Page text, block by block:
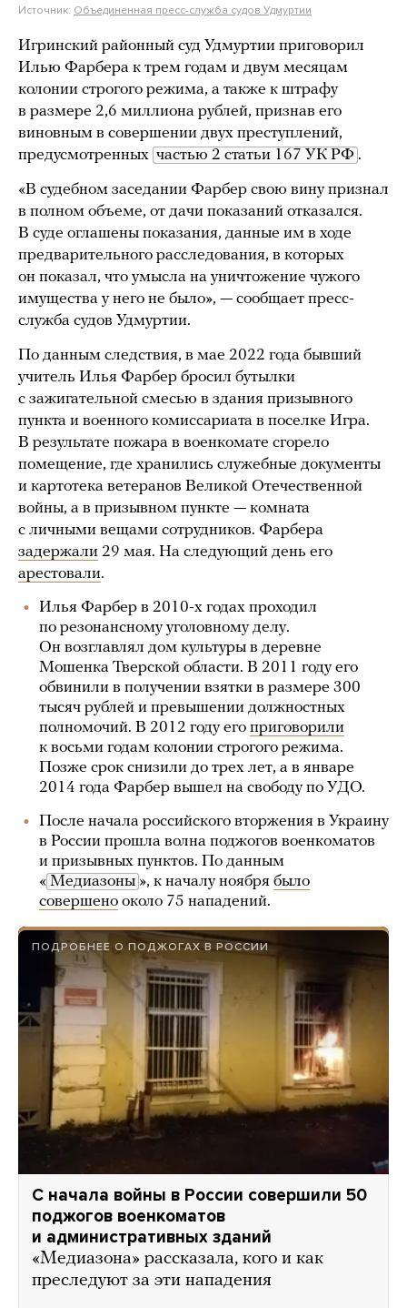
Источник: Объединенная пресс-служба судов Удмуртии
Игринский районный суд Удмуртии приговорил
Илью Фарбера к трем годам и двум месяцам
колонии строгого режима, а также к штрафу
в размере 2,6 миллиона рублей, признав его
виновным в совершении двух преступлений,
предусмотренных частью 2 статьи 167 УК РФ .
«В судебном заседании Фарбер свою вину признал
в полном объеме, от дачи показаний отказался.
В суде оглашены показания, данные им в ходе
предварительного расследования, в которых
он показал, что умысла на уничтожение чужого
имущества у него не было», — сообщает пресс-
служба судов Удмуртии.
По данным следствия, в мае 2022 года бывший
учитель Илья Фарбер бросил бутылки
с зажигательной смесью в здания призывного
пункта и военного комиссариата в поселке Игра.
В результате пожара в военкомате сгорело
помещение, где хранились служебные документы
и картотека ветеранов Великой Отечественной
войны, а в призывном пункте — комната
с личными вещами сотрудников. Фарбера
задержали 29 мая. На следующий день его
арестовали.
Илья Фарбер в 2010-х годах проходил
по резонансному уголовному делу.
Он возглавлял дом культуры в деревне
Мошенка Тверской области. В 2011 году его
обвинили в получении взятки в размере 300
тысяч рублей и превышении должностных
полномочий. В 2012 году его приговорили
к восьми годам колонии строгого режима.
Позже срок снизили до трех лет, а в январе
2014 года Фарбер вышел на свободу по УДО.
После начала российского вторжения в Украину
в России прошла волна поджогов военкоматов
и призывных пунктов. По данным
« Медиазоны », к началу ноября было
совершено около 75 нападений.
ПОДРОБНЕЕ О ПОДЖОГАХ В РОССИИ
С начала войны в России совершили 50
поджогов военкоматов
и административных зданий
«Медиазона» рассказала, кого и как
преследуют за эти нападения